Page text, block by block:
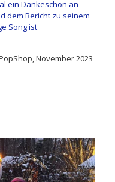
ein Dankeschön an
dem Bericht zu seinem
Song ist
November 2023